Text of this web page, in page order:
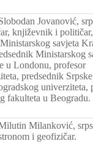
Jovanović,
književnik i političar,
savjeta
Ministarskog
u Londonu, profesor
predsednik
univerziteta,
fakulteta u Beogradu.
Milanković,
i geofizičar.